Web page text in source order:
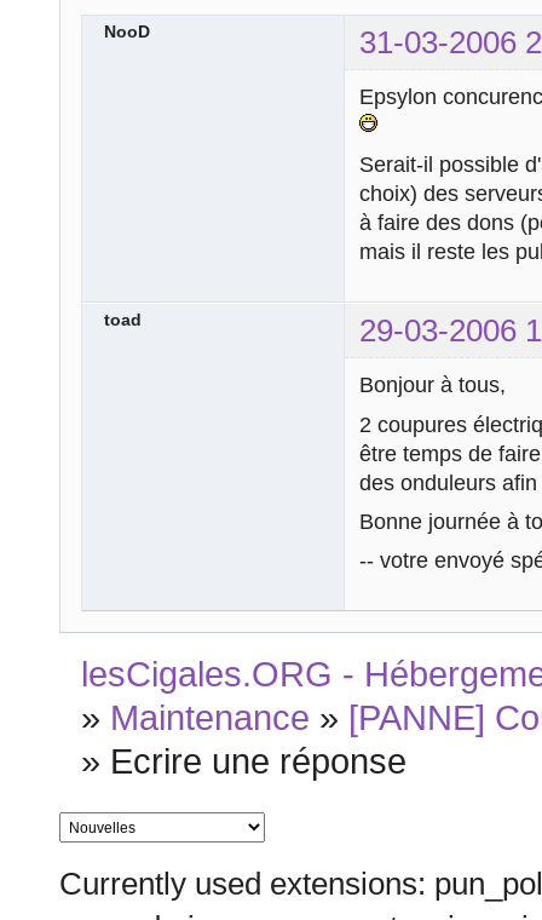
NooD 31-03-2006
Epsylon
Serait-il possible
choix) des
à faire des dons
mais il reste les
toad 29-03-2006
Bonjour à tous,
2 coupures
être temps de
des onduleurs
Bonne journée à
-- votre envoyé
lesCigales.ORG -
» Maintenance » [PANNE]
» Ecrire une réponse
Currently used extensions: